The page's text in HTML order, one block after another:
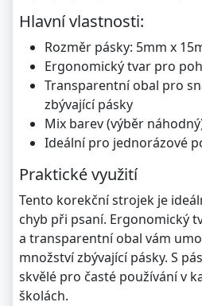
Hlavní vlastnosti:
Rozměr pásky: 5mm x
Ergonomický tvar pro
Transparentní obal pro
zbývající pásky
Mix barev (výběr
Ideální pro jednorázové
Praktické využití
Tento korekční strojek je
chyb při psaní. Ergonomický
a transparentní obal vám
množství zbývající pásky. S
skvělé pro časté používání v
školách.